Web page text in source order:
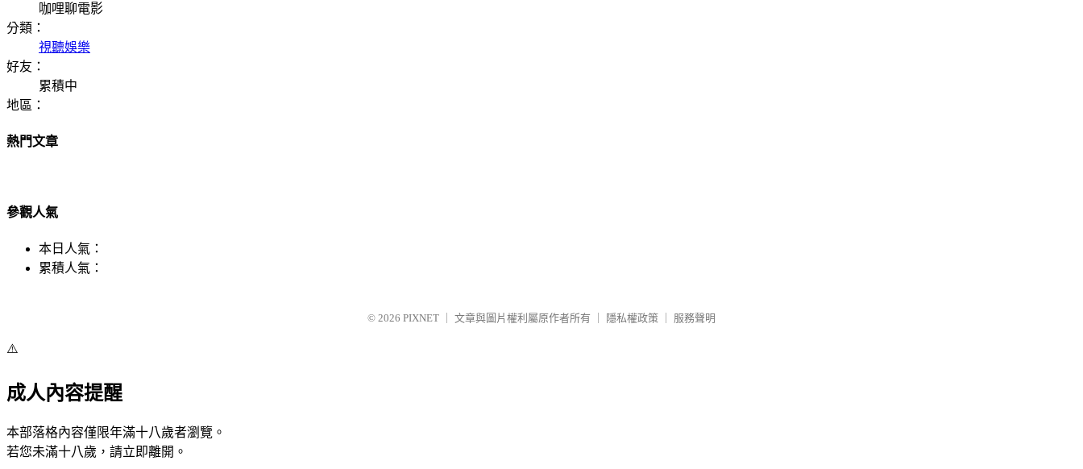
咖哩聊電影
分類：
視聽娛樂
好友：
累積中
地區：
熱門文章
參觀人氣
本日人氣：
累積人氣：
© 2026 PIXNET 文章與圖片權利屬原作者所有 隱私權政策 服務聲明
⚠️
成人內容提醒
本部落格內容僅限年滿十八歲者瀏覽。
若您未滿十八歲，請立即離開。